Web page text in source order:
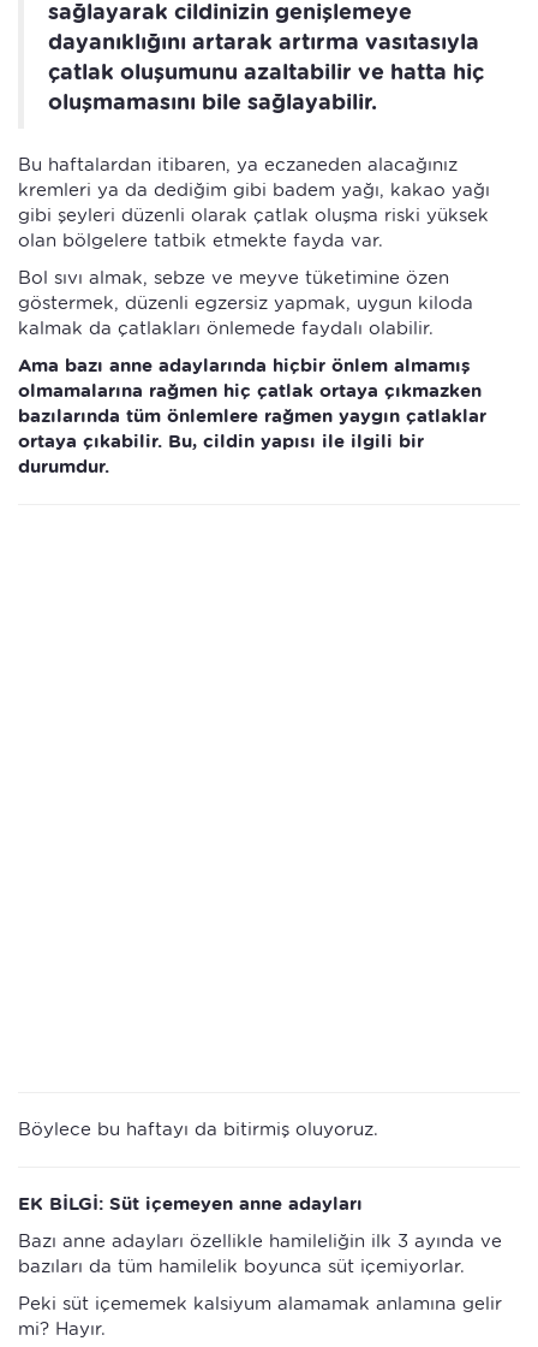
sağlayarak cildinizin genişlemeye
dayanıklığını artarak artırma vasıtasıyla
çatlak oluşumunu azaltabilir ve hatta hiç
oluşmamasını bile sağlayabilir.
Bu haftalardan itibaren, ya eczaneden alacağınız
kremleri ya da dediğim gibi badem yağı, kakao yağı
gibi şeyleri düzenli olarak çatlak oluşma riski yüksek
olan bölgelere tatbik etmekte fayda var.
Bol sıvı almak, sebze ve meyve tüketimine özen
göstermek, düzenli egzersiz yapmak, uygun kiloda
kalmak da çatlakları önlemede faydalı olabilir.
Ama bazı anne adaylarında hiçbir önlem almamış
olmamalarına rağmen hiç çatlak ortaya çıkmazken
bazılarında tüm önlemlere rağmen yaygın çatlaklar
ortaya çıkabilir. Bu, cildin yapısı ile ilgili bir
durumdur.
Böylece bu haftayı da bitirmiş oluyoruz.
EK BİLGİ: Süt içemeyen anne adayları
Bazı anne adayları özellikle hamileliğin ilk 3 ayında ve
bazıları da tüm hamilelik boyunca süt içemiyorlar.
Peki süt içememek kalsiyum alamamak anlamına gelir
mi? Hayır.